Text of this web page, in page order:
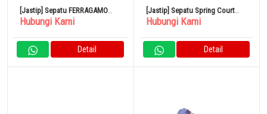
[Jastip] Sepatu FERRAGAMO
GALLES SPARROW 0758380
Hubungi Kami
Detail
[Jastip] Sepatu Spring Court
B2S-1HC B2-1040 Kanvas Berat
Hubungi Kami
Detail